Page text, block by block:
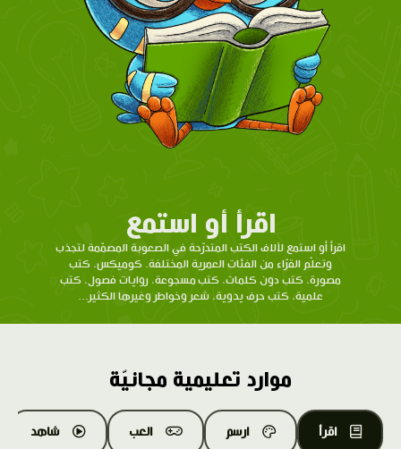
اقرأ أو استمع
اقرأ أو استمع لآلاف الكتب المتدرّحة في الصعوبة المصمّمة لتجذب
وتعلّم القرّاء من الفئات العمرية المختلفة. كوميكس، كتب
مصورة، كتب دون كلمات، كتب مسجوعة، روايات فصول، كتب
علمية، كتب حرف يدوية، شعر وخواطر وغيرها الكثير...
موارد تعليمية مجانيّة
اقرأ ارسم العب شاهد